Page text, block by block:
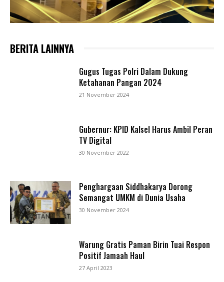
BERITA LAINNYA
Gugus Tugas Polri Dalam Dukung
Ketahanan Pangan 2024
21 November 2024
Gubernur: KPID Kalsel Harus Ambil Peran
TV Digital
30 November 2022
Penghargaan Siddhakarya Dorong
Semangat UMKM di Dunia Usaha
30 November 2024
Warung Gratis Paman Birin Tuai Respon
Positif Jamaah Haul
27 April 2023